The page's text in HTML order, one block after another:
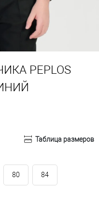
PEPLOS
Таблица размеров
80 84